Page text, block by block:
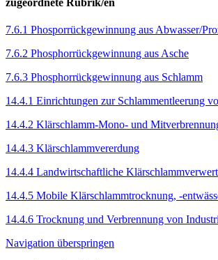
zugeordnete Rubrik/en
7.6.1 Phosporrückgewinnung aus Abwasser/
7.6.2 Phosphorrückgewinnung aus Asche
7.6.3 Phosphorrückgewinnung aus Schlamm
14.4.1 Einrichtungen zur Schlammentleerung
14.4.2 Klärschlamm-Mono- und
14.4.3 Klärschlammvererdung
14.4.4 Landwirtschaftliche
14.4.5 Mobile Klärschlammtrocknung, -
14.4.6 Trocknung und Verbrennung von
Navigation überspringen